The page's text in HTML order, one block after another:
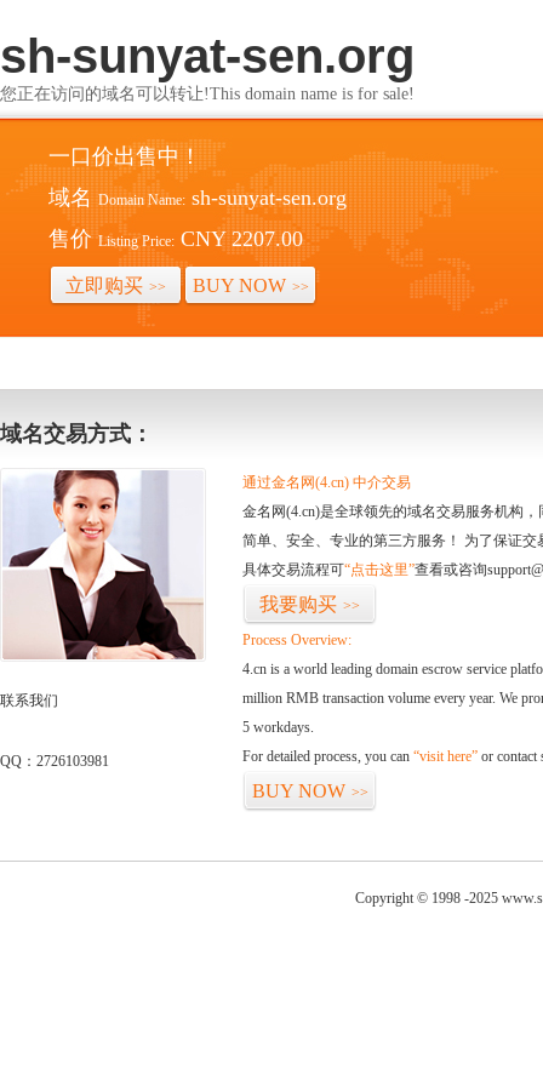
sh-sunyat-sen.org
您正在访问的域名可以转让!This domain name is for sale!
一口价出售中！
域名 Domain Name: sh-sunyat-sen.org
售价 Listing Price: CNY 2207.00
立即购买 >> BUY NOW >>
域名交易方式：
联系我们
QQ：2726103981
通过金名网(4.cn) 中介交易
金名网(4.cn)是全球领先的域名交易服务机构
简单、安全、专业的第三方服务！ 为了保证
具体交易流程可“点击这里”查看或咨询
我要购买 >>
Process Overview:
4.cn is a world leading domain escrow service
million RMB transaction volume every year. We
5 workdays.
For detailed process, you can “visit here” or contact
BUY NOW >>
Copyright © 1998 -2025